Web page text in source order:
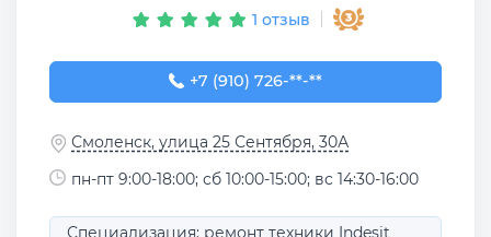
1 отзыв
+7 (910) 726-71-10
+7 (910) 726-**-**
Смоленск, улица 25 Сентября, 30А
пн-пт 9:00-18:00; сб 10:00-15:00; вс 14:30-16:00
Специализация: ремонт техники Indesit